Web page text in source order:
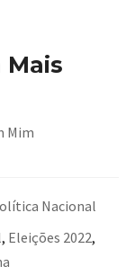
Mais
Mim
Nacional
, Eleições 2022,